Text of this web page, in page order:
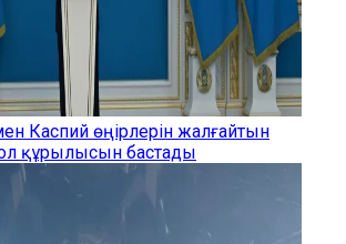
Каспий өңірлерін жалғайтын
құрылысын бастады